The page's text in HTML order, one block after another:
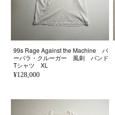
99s Rage Against the Machine バ
ーバラ・クルーガー 風刺 バンド
Tシャツ XL
¥128,000